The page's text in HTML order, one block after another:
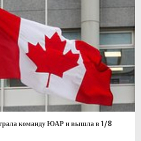
команду ЮАР и вышла в 1/8